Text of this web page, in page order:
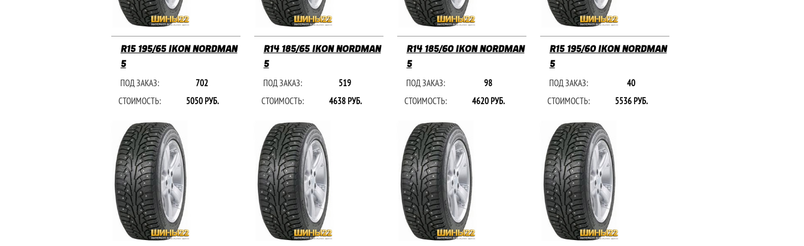
R15 195/65 IKON NORDMAN
5
ПОД ЗАКАЗ:
702
СТОИМОСТЬ:
5050 РУБ.
R14 185/65 IKON NORDMAN
5
ПОД ЗАКАЗ:
519
СТОИМОСТЬ:
4638 РУБ.
R14 185/60 IKON NORDMAN
5
ПОД ЗАКАЗ:
98
СТОИМОСТЬ:
4620 РУБ.
R15 195/60 IKON NORDMAN
5
ПОД ЗАКАЗ:
40
СТОИМОСТЬ:
5536 РУБ.